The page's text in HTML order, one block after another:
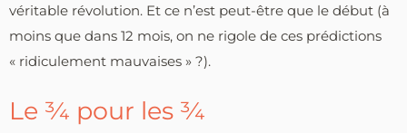
véritable révolution. Et ce n’est peut-être que le début (à
moins que dans 12 mois, on ne rigole de ces prédictions
« ridiculement mauvaises » ?).
Le ¾ pour les ¾